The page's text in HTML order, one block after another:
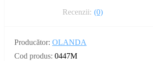
Recenzii: (0)
Producător: OLANDA
Cod produs: 0447M